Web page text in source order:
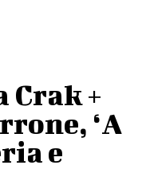
Crak +
‘A
e